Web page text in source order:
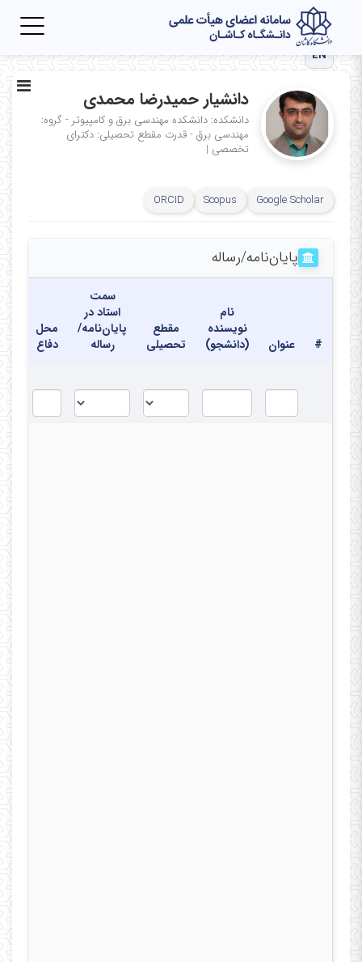
EN
دانشیار حمیدرضا محمدی
دانشکده: دانشکده مهندسی برق و کامپیوتر - گروه:
مهندسی برق - قدرت مقطع تحصیلی: دکترای
تخصصی |
Google Scholar
Scopus
ORCID
پایان‌نامه‌/رساله
# عنوان
نام
نویسنده
(دانشجو)
مقطع
تحصیلی
سمت
استاد در
پایان‌نامه/
رساله
محل
دفاع